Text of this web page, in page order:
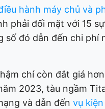
hành máy chủ và
phải đối mặt với 15
số đó dẫn đến chi phí
chí còn đắt giá
2023, tàu ngầm
và dẫn đến vụ